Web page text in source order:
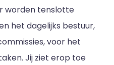
worden tenslotte
het dagelijks bestuur,
voor het
Jij ziet erop toe